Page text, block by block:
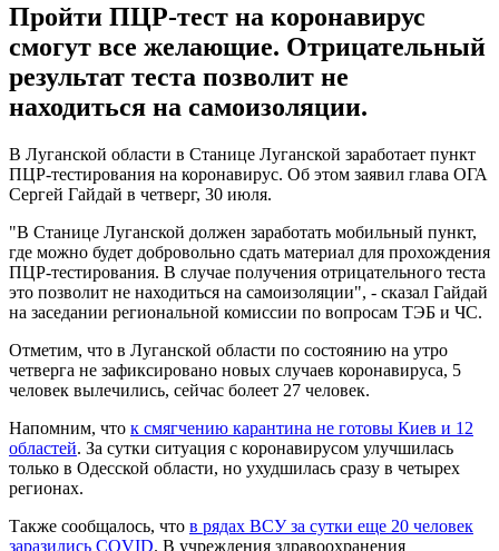
Пройти ПЦР-тест на коронавирус
смогут все желающие. Отрицательный
результат теста позволит не
находиться на самоизоляции.
В Луганской области в Станице Луганской заработает пункт
ПЦР-тестирования на коронавирус. Об этом заявил глава ОГА
Сергей Гайдай в четверг, 30 июля.
"В Станице Луганской должен заработать мобильный пункт,
где можно будет добровольно сдать материал для прохождения
ПЦР-тестирования. В случае получения отрицательного теста
это позволит не находиться на самоизоляции", - сказал Гайдай
на заседании региональной комиссии по вопросам ТЭБ и ЧС.
Отметим, что в Луганской области по состоянию на утро
четверга не зафиксировано новых случаев коронавируса, 5
человек вылечились, сейчас болеет 27 человек.
Напомним, что к смягчению карантина не готовы Киев и 12
областей. За сутки ситуация с коронавирусом улучшилась
только в Одесской области, но ухудшилась сразу в четырех
регионах.
Также сообщалось, что в рядах ВСУ за сутки еще 20 человек
заразились COVID. В учреждения здравоохранения